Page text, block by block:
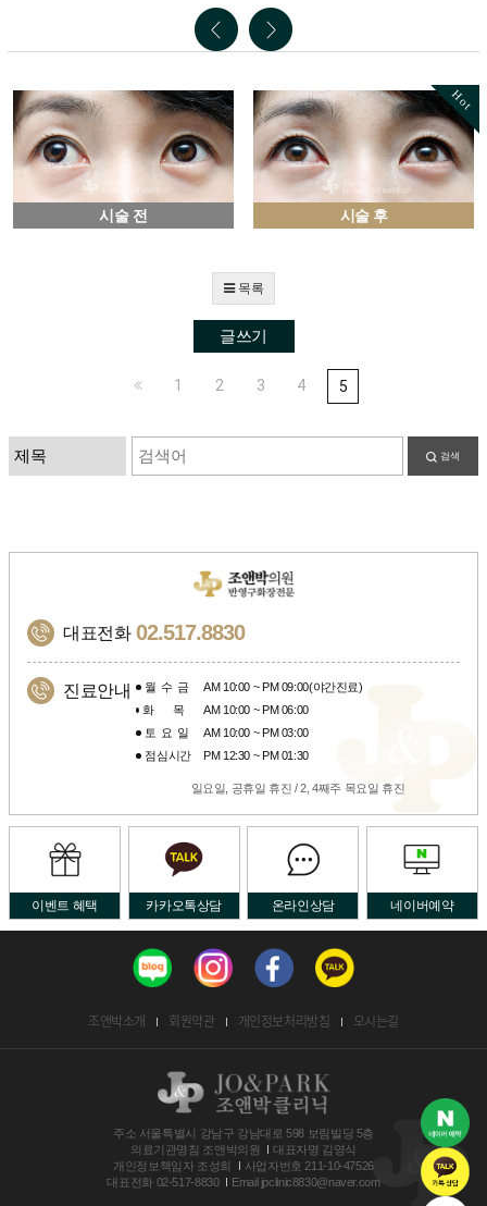
Hot
시술 전 시술 후
목록
글쓰기
1 2 3 4 5
검색
대표전화 02.517.8830
진료안내 월수금
AM 10:00 ~ PM 09:00(야간진료)
화목 AM 10:00 ~ PM 06:00
토요일
AM 10:00 ~ PM 03:00
점심시간
PM 12:30 ~ PM 01:30
일요일, 공휴일 휴진 / 2, 4째주 목요일 휴진
이벤트 혜택 카카오톡상담 온라인상담 네이버예약
조앤박소개 회원약관 개인정보처리방침 오시는길
주소 서울특별시 강남구 강남대로 598 보림빌딩 5층
의료기관명침 조앤박의원 대표자명 김영식
개인정보책임자조성희 사업자번호 211-10-47526
대표전화02-517-8830 Email jpclinic8830@naver.com